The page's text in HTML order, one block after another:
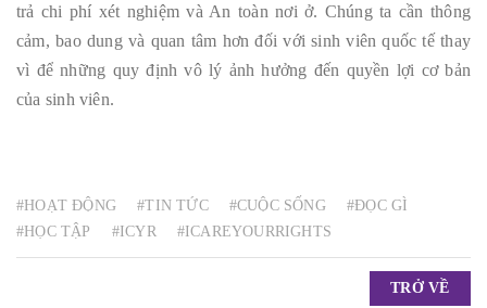
trả chi phí xét nghiệm và An toàn nơi ở. Chúng ta cần thông
cảm, bao dung và quan tâm hơn đối với sinh viên quốc tế thay
vì để những quy định vô lý ảnh hưởng đến quyền lợi cơ bản
của sinh viên.
#HOẠT ĐỘNG #TIN TỨC #CUỘC SỐNG
#ĐỌC GÌ
#HỌC TẬP
#ICYR #ICAREYOURRIGHTS
TRỞ VỀ